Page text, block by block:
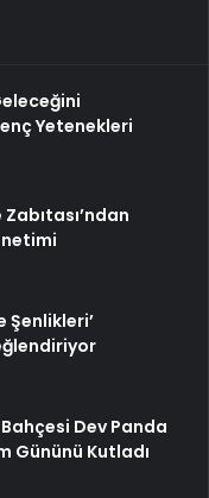
Yetenekleri
Şenlikleri’
Dev Panda
Gününü Kutladı